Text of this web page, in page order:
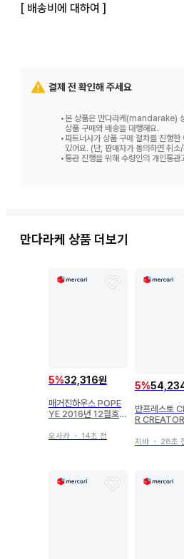
[ 배송비에 대하여 ]
[ 상품에 대하여 ]
상품은 매장 및 다른 사이트와 재고
서 주문 후 재고 확보가 어려울 수 있
상품에는 가격표 라벨이나 관리 씰,
에 표기하고 있습니다. 전기 제품이
동 확인을 하지 않았습니다.
배터리나 엽서, 전단지 등 상품의 성
상품에 포함된 응모권이나 시리얼
패브릭 소재 (백, 태피스트리, 손수
결제 전 확인해 주세요
•본 상품은 만다라케(mandarake)
상품 구매와 배송을 대행해요.
•파트너사가 상품 구매 절차를 진행
있어요. (단, 판매자가 동의하면 취소
•통관 진행을 위해 수령인의 개인통관
만다라케 상품 더보기
5%32,316원
매거진하우스 POPE
YE 2016년 12월호 8
오사카 ・ 14초 전
5%
반프레스토
R
(보통 컬러 빨
지바・ 28초